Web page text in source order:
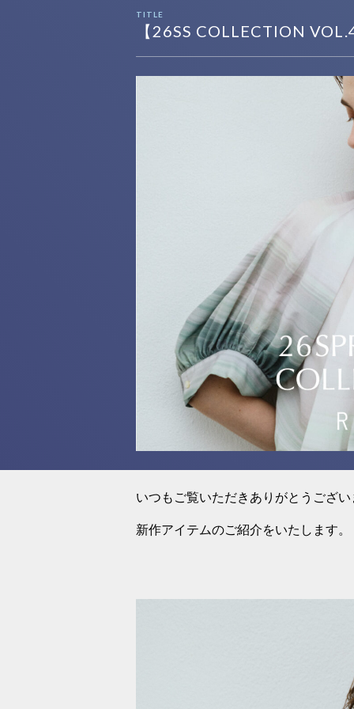
TITLE
【26SS COLLECTION
いつもご覧いただきありがとうござ
新作アイテムのご紹介をいたします。